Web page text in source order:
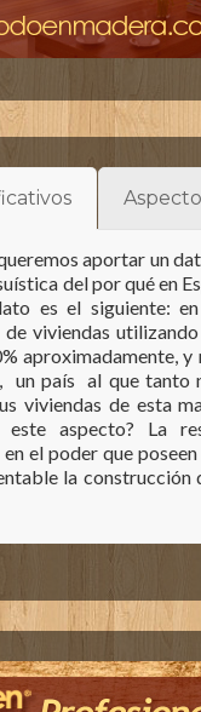
aportar un
del por qué en
es el siguiente:
viviendas
aproximadamente,
un país al que tanto
viviendas de esta
aspecto? La
el poder que
la